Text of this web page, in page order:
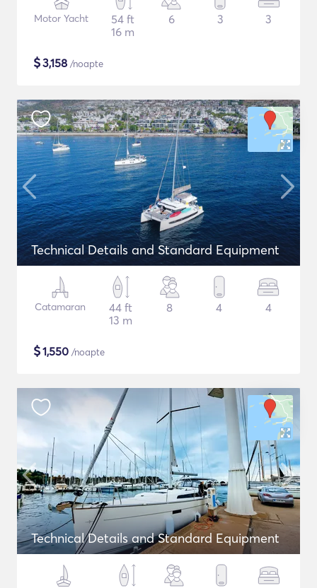
Motor Yacht
54 ft
16 m
6 3 3
$3,158 /noapte
Technical Details and Standard Equipment
Catamaran
44 ft
13 m
8 4 4
$1,550 /noapte
Technical Details and Standard Equipment